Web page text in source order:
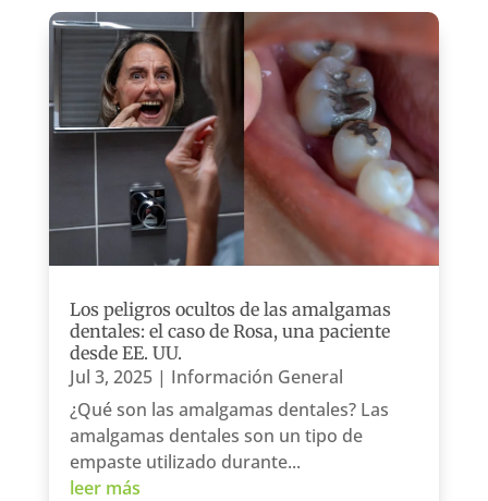
Los peligros ocultos de las amalgamas
dentales: el caso de Rosa, una paciente
desde EE. UU.
Jul 3, 2025| Información General
¿Qué son las amalgamas dentales? Las
amalgamas dentales son un tipo de
empaste utilizado durante...
leer más